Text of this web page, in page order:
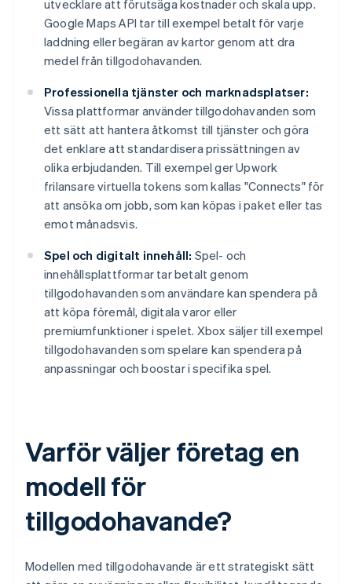
utvecklare att förutsäga kostnader och skala upp.
Google Maps API tar till exempel betalt för varje
laddning eller begäran av kartor genom att dra
medel från tillgodohavanden.
Professionella tjänster och marknadsplatser:
Vissa plattformar använder tillgodohavanden som
ett sätt att hantera åtkomst till tjänster och göra
det enklare att standardisera prissättningen av
olika erbjudanden. Till exempel ger Upwork
frilansare virtuella tokens som kallas "Connects" för
att ansöka om jobb, som kan köpas i paket eller tas
emot månadsvis.
Spel och digitalt innehåll: Spel- och
innehållsplattformar tar betalt genom
tillgodohavanden som användare kan spendera på
att köpa föremål, digitala varor eller
premiumfunktioner i spelet. Xbox säljer till exempel
tillgodohavanden som spelare kan spendera på
anpassningar och boostar i specifika spel.
Varför väljer företag en
modell för
tillgodohavande?
Modellen med tillgodohavande är ett strategiskt sätt